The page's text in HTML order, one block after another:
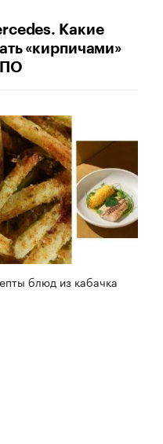
Какие
«кирпичами»
ПО
блюд из кабачка